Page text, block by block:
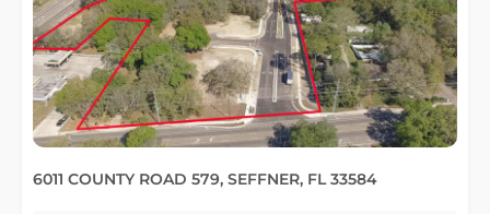
6011 COUNTY ROAD 579, SEFFNER, FL 33584